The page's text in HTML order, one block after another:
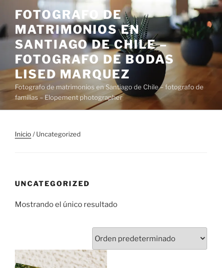
contenido
FOTOGRAFO DE
MATRIMONIOS EN
SANTIAGO DE CHILE –
FOTOGRAFO DE BODAS
LISED MARQUEZ
Fotografo de matrimonios en Santiago de Chile – fotografo de
familias – Elopement photographer
Inicio/ Uncategorized
UNCATEGORIZED
Mostrando el único resultado